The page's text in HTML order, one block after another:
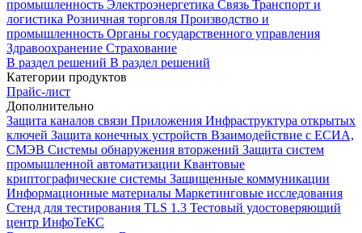
промышленность Электроэнергетика Связь Транспорт и
логистика Розничная торговля Производство и
промышленность Органы государственного управления
Здравоохранение Страхование
В раздел решений В раздел решений
Категории продуктов
Прайс-лист
Дополнительно
Защита каналов связи Приложения Инфраструктура открытых
ключей Защита конечных устройств Взаимодействие с ЕСИА,
СМЭВ Системы обнаружения вторжений Защита систем
промышленной автоматизации Квантовые
криптографические системы Защищенные коммуникации
Информационные материалы Маркетинговые исследования
Стенд для тестирования TLS 1.3 Тестовый удостоверяющий
центр ИнфоТеКС